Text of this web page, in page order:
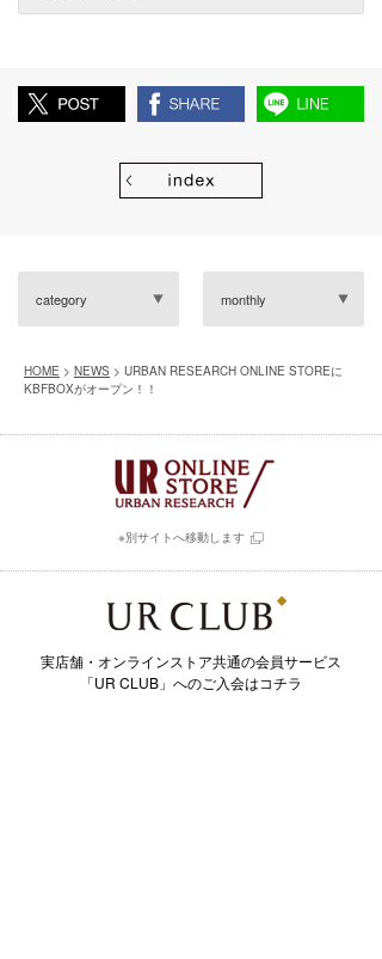
category monthly
HOME > NEWS > URBAN RESEARCH ONLINE STOREに
KBFBOXがオープン！！
※別サイトへ移動します
実店舗・オンラインストア共通の会員サービス
「UR CLUB」へのご入会はコチラ